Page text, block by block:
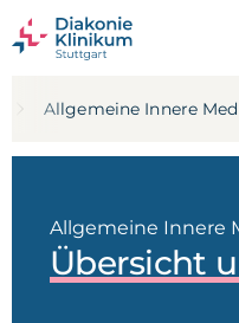
Allgemeine Innere
Allgemeine Innere
Übersicht